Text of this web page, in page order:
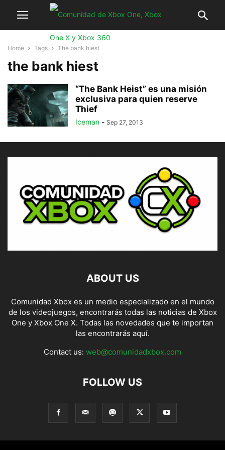
Home Tags The bank hiest
the bank hiest
“The Bank Heist” es una misión
exclusiva para quien reserve
Thief
Iceman - Sep 27, 2013
ABOUT US
Comunidad Xbox es un medio especializado en el mundo
de los videojuegos, encontrarás todas las noticias de Xbox
One y Xbox One X. Todas las novedades que te importan
las encontrarás aquí.
Contact us: web@comunidadxbox.com
FOLLOW US